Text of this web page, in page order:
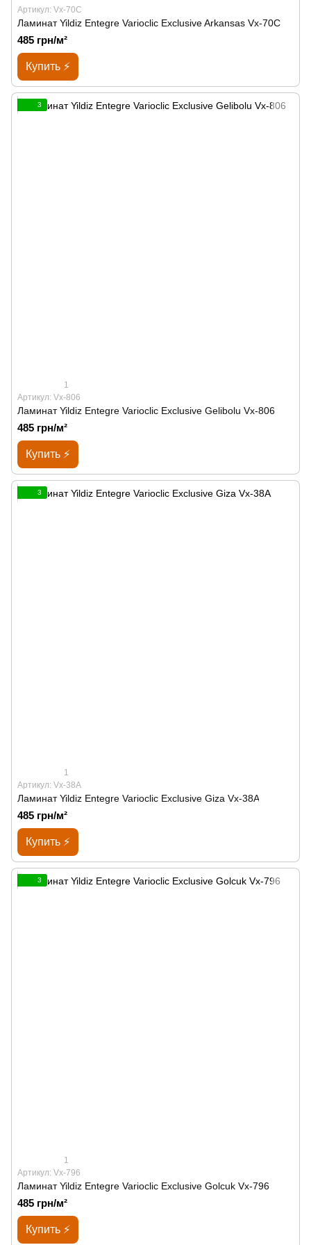
Артикул: Vx-70C
Ламинат Yildiz Entegre Varioclic Exclusive Arkansas Vx-70C
485 грн/м²
Купить ⚡
3
1
Артикул: Vx-806
Ламинат Yildiz Entegre Varioclic Exclusive Gelibolu Vx-806
485 грн/м²
Купить ⚡
3
1
Артикул: Vx-38A
Ламинат Yildiz Entegre Varioclic Exclusive Giza Vx-38A
485 грн/м²
Купить ⚡
3
1
Артикул: Vx-796
Ламинат Yildiz Entegre Varioclic Exclusive Golcuk Vx-796
485 грн/м²
Купить ⚡